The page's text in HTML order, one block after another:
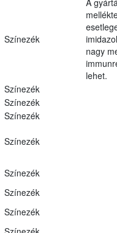
Színezék
nagy
lehet.
Színezék
Színezék
Színezék
Színezék
Színezék
Színezék
Színezék